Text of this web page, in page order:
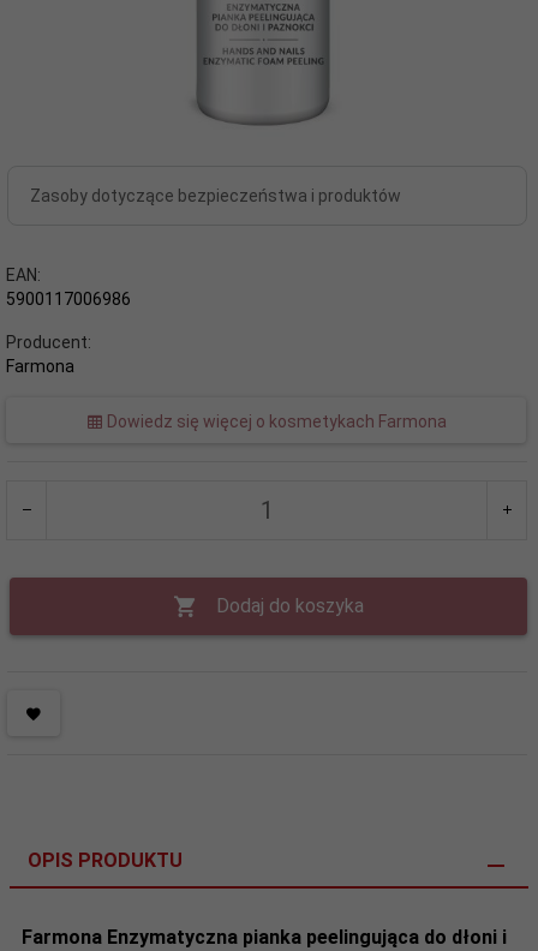
Zasoby dotyczące bezpieczeństwa i produktów
EAN:
5900117006986
Producent:
Farmona
Dowiedz się więcej o kosmetykach Farmona
Dodaj do koszyka
OPIS PRODUKTU
Farmona Enzymatyczna pianka peelingująca do dłoni i